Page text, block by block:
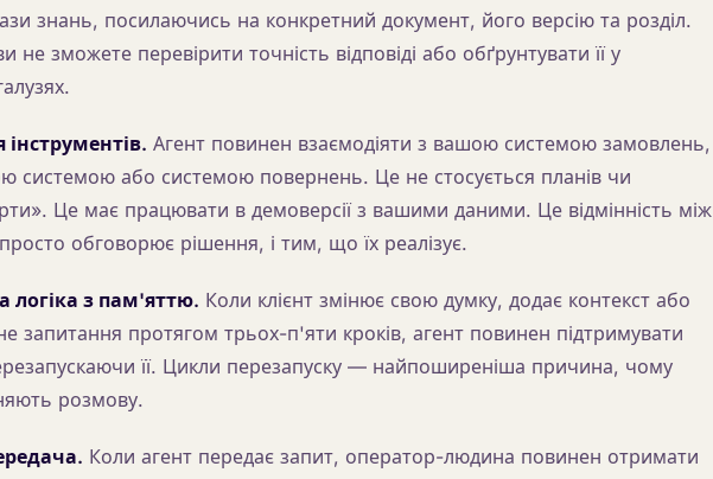
знань, посилаючись на конкретний документ, його версію та розділ.
не зможете перевірити точність відповіді або обґрунтувати її у
Агент повинен взаємодіяти з вашою системою замовлень,
системою або системою повернень. Це не стосується планів чи
Це має працювати в демоверсії з вашими даними. Це відмінність між
обговорює рішення, і тим, що їх реалізує.
логіка з пам'яттю. Коли клієнт змінює свою думку, додає контекст або
запитання протягом трьох-п'яти кроків, агент повинен підтримувати
її. Цикли перезапуску — найпоширеніша причина, чому
розмову.
Коли агент передає запит, оператор-людина повинен отримати